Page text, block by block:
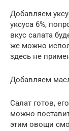
Добавляем
уксуса 6%,
вкус салата
же можно
здесь не
Добавляем
Салат готов,
можно
этим овощи